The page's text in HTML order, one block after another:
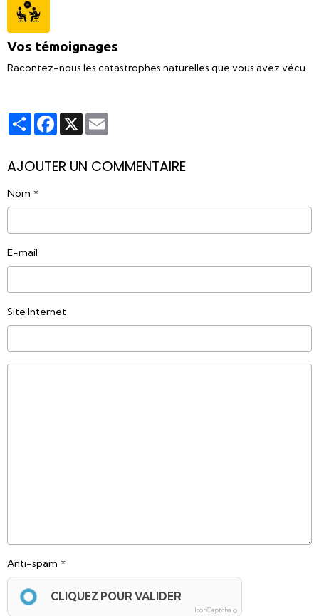
Vos témoignages
Racontez-nous les catastrophes naturelles que vous avez vécu
PartagerFacebook
X
AJOUTER UN COMMENTAIRE
Nom
E-mail
Site Internet
Anti-spam
CLIQUEZ POUR VALIDER
IconCaptcha ©